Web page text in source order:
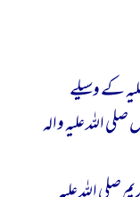
کے وسیلے
اللہ علیہ والہ